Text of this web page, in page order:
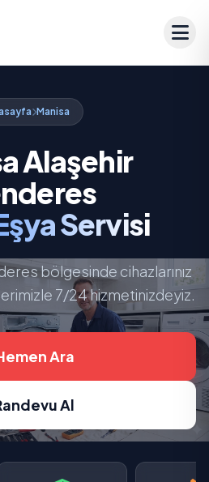
Manisa
Alaşehir
Servisi
bölgesinde cihazlarınız
7/24 hizmetinizdeyiz.
Ara
Al